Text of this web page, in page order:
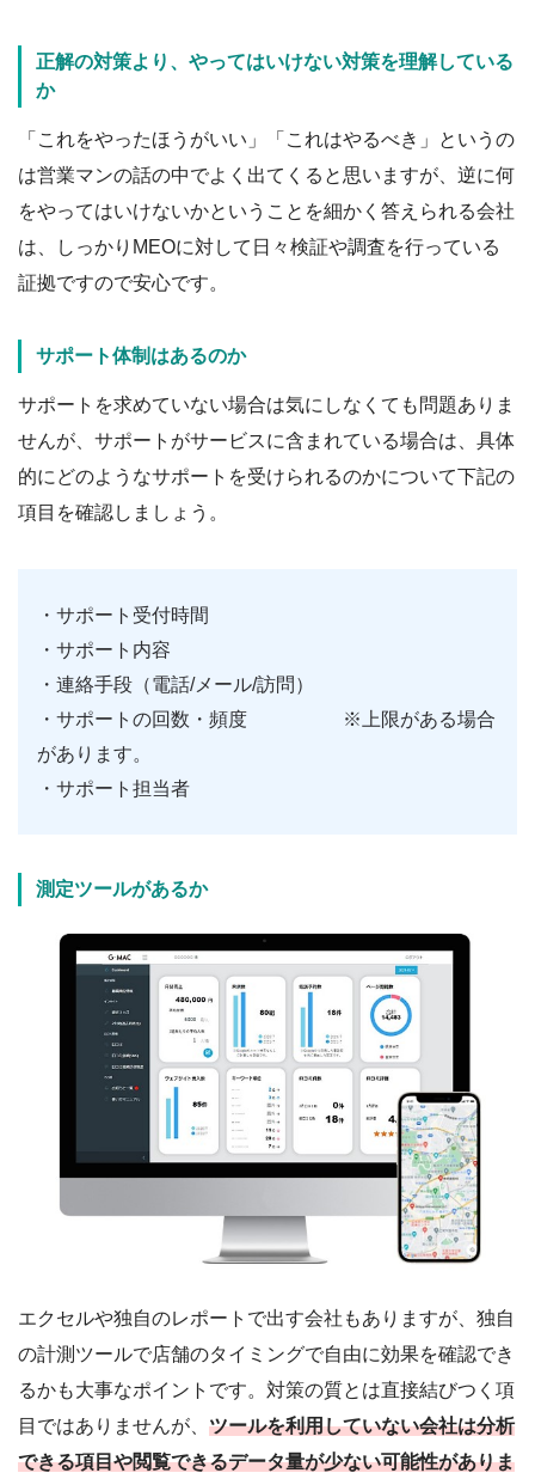
正解の対策より、やってはいけない対策を理解している
か
「これをやったほうがいい」「これはやるべき」というの
は営業マンの話の中でよく出てくると思いますが、逆に何
をやってはいけないかということを細かく答えられる会社
は、しっかりMEOに対して日々検証や調査を行っている
証拠ですので安心です。
サポート体制はあるのか
サポートを求めていない場合は気にしなくても問題ありま
せんが、サポートがサービスに含まれている場合は、具体
的にどのようなサポートを受けられるのかについて下記の
項目を確認しましょう。
・サポート受付時間
・サポート内容
・連絡手段（電話/メール/訪問）
・サポートの回数・頻度 ※上限がある場合
があります。
・サポート担当者
測定ツールがあるか
エクセルや独自のレポートで出す会社もありますが、独自
の計測ツールで店舗のタイミングで自由に効果を確認でき
るかも大事なポイントです。対策の質とは直接結びつく項
目ではありませんが、 ツールを利用していない会社は分析
できる項目や閲覧できるデータ量が少ない可能性がありま